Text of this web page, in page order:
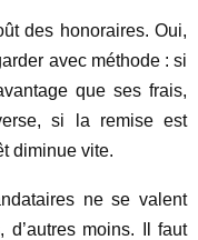
des honoraires. Oui,
avec méthode : si
que ses frais,
si la remise est
diminue vite.
ne se valent
d’autres moins. Il faut